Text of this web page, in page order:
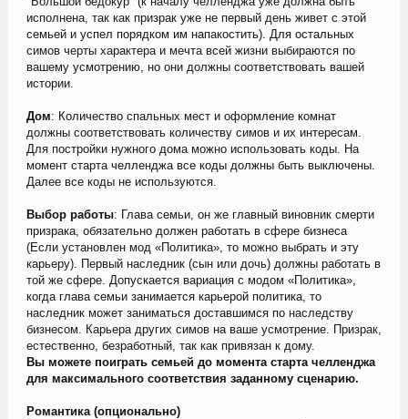
исполнена, так как призрак уже не первый день живет с этой
семьей и успел порядком им напакостить). Для остальных
симов черты характера и мечта всей жизни выбираются по
вашему усмотрению, но они должны соответствовать вашей
истории.
Дом: Количество спальных мест и оформление комнат
должны соответствовать количеству симов и их интересам.
Для постройки нужного дома можно использовать коды. На
момент старта челленджа все коды должны быть выключены.
Далее все коды не используются.
Выбор работы: Глава семьи, он же главный виновник смерти
призрака, обязательно должен работать в сфере бизнеса
(Если установлен мод «Политика», то можно выбрать и эту
карьеру). Первый наследник (сын или дочь) должны работать в
той же сфере. Допускается вариация с модом «Политика»,
когда глава семьи занимается карьерой политика, то
наследник может заниматься доставшимся по наследству
бизнесом. Карьера других симов на ваше усмотрение. Призрак,
естественно, безработный, так как привязан к дому.
Вы можете поиграть семьей до момента старта челленджа
для максимального соответствия заданному сценарию.
Романтика (опционально)